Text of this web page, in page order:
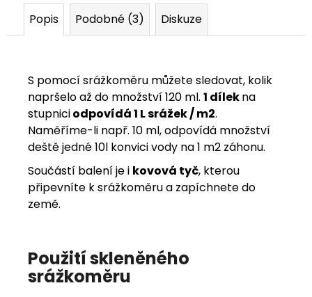
Popis Podobné (3) Diskuze
S pomocí srážkoměru můžete sledovat, kolik
napršelo až do množství 120 ml. 1 dílekna
stupniciodpovídá 1 L srážek / m2.
Naměříme-li např. 10 ml, odpovídá množství
deště jedné 10l konvici vody na 1 m2 záhonu.
Součástí balení je i kovová tyč, kterou
připevníte k srážkoměru a zapíchnete do
země.
Použití skleněného
srážkoměru